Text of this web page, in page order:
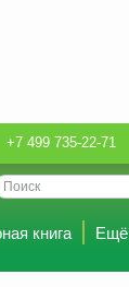
+7 499 735-22-71
книга Ещё